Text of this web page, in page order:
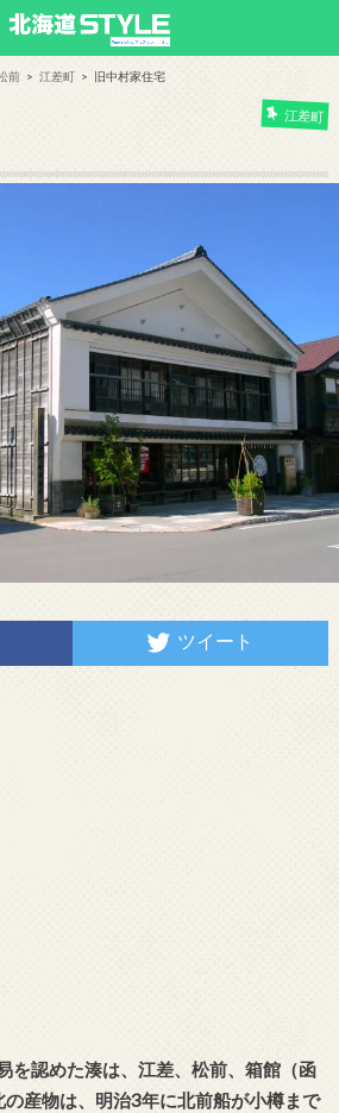
前 江差町 旧中村家住宅
江差町
ツイート
を認めた湊は、江差、松前、箱館（函
産物は、明治3年に北前船が小樽まで